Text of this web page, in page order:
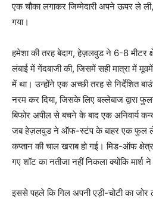
एक चौका लगाकर जिम्मेदारी अपने ऊपर ले
गया।
हमेशा की तरह बेदाग, हेज़लवुड ने 6-8 मीटर
लंबाई में गेंदबाजी की, जिसमें सही मात्रा में
में था। उन्होंने एक अच्छी तरह से निर्देशित
नरम कर दिया, जिसके लिए बल्लेबाज द्वारा
बिफोर अपील से बचने के बाद एक अनिवार्य
जब हेज़लवुड ने ऑफ-स्टंप के बाहर एक फुल
कप्तान की चाल खराब हो गई। मिड-ऑफ
गए शॉट का नतीजा नहीं निकला क्योंकि
इससे पहले कि गिल अपनी एड़ी-चोटी का